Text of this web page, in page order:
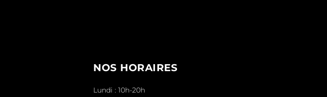
NOS HORAIRES
Lundi : 10h-20h